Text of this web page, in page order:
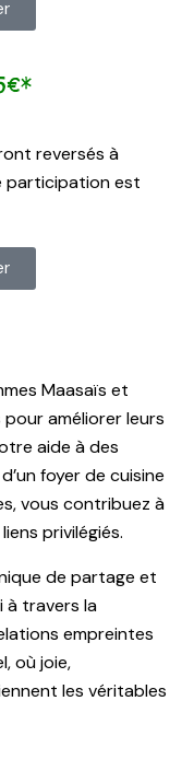
reversés à
participation est
Maasaïs et
améliorer leurs
aide à des
foyer de cuisine
vous contribuez à
privilégiés.
de partage et
à travers la
empreintes
où joie,
les véritables